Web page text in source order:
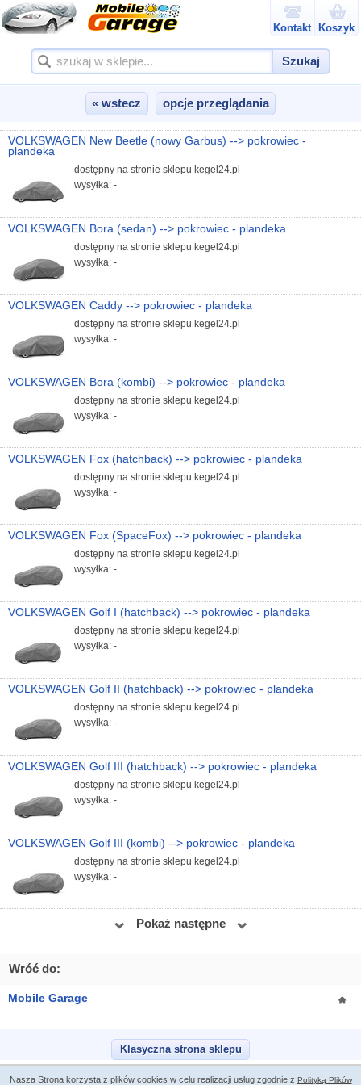
Kontakt Koszyk
Szukaj
« wstecz opcje przeglądania
VOLKSWAGEN New Beetle (nowy Garbus) --> pokrowiec -
plandeka
dostępny na stronie sklepu kegel24.pl
wysyłka: -
VOLKSWAGEN Bora (sedan) --> pokrowiec - plandeka
dostępny na stronie sklepu kegel24.pl
wysyłka: -
VOLKSWAGEN Caddy --> pokrowiec - plandeka
dostępny na stronie sklepu kegel24.pl
wysyłka: -
VOLKSWAGEN Bora (kombi) --> pokrowiec - plandeka
dostępny na stronie sklepu kegel24.pl
wysyłka: -
VOLKSWAGEN Fox (hatchback) --> pokrowiec - plandeka
dostępny na stronie sklepu kegel24.pl
wysyłka: -
VOLKSWAGEN Fox (SpaceFox) --> pokrowiec - plandeka
dostępny na stronie sklepu kegel24.pl
wysyłka: -
VOLKSWAGEN Golf I (hatchback) --> pokrowiec - plandeka
dostępny na stronie sklepu kegel24.pl
wysyłka: -
VOLKSWAGEN Golf II (hatchback) --> pokrowiec - plandeka
dostępny na stronie sklepu kegel24.pl
wysyłka: -
VOLKSWAGEN Golf III (hatchback) --> pokrowiec - plandeka
dostępny na stronie sklepu kegel24.pl
wysyłka: -
VOLKSWAGEN Golf III (kombi) --> pokrowiec - plandeka
dostępny na stronie sklepu kegel24.pl
wysyłka: -
Pokaż następne
Wróć do:
Mobile Garage
Klasyczna strona sklepu
Nasza Strona korzysta z plików cookies w celu realizacji usług zgodnie z Polityką Plików